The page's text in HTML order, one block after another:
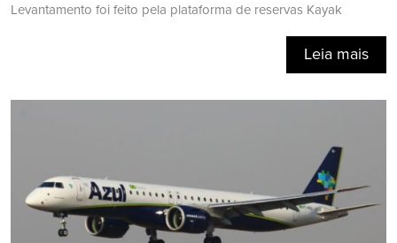
Levantamento foi feito pela plataforma de reservas Kayak
Leia mais